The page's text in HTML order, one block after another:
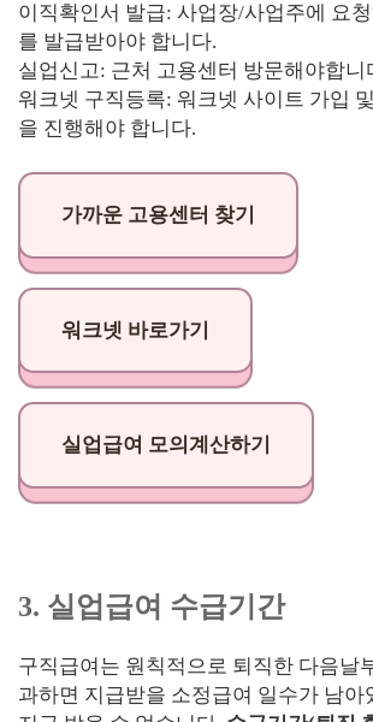
이직확인서 발급: 사업장/사업주에 요
를 발급받아야 합니다.
실업신고: 근처 고용센터 방문해야합니
워크넷 구직등록: 워크넷 사이트 가입
을 진행해야 합니다.
가까운 고용센터 찾기
워크넷 바로가기
실업급여 모의계산하기
3. 실업급여 수급기간
구직급여는 원칙적으로 퇴직한 다음날
과하면 지급받을 소정급여 일수가 남아